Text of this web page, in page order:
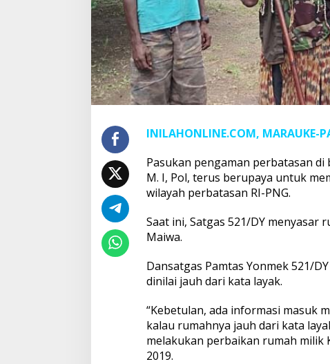
INILAHONLINE.COM, MARAUKE-
Pasukan pengaman perbatasan di
M. I, Pol, terus berupaya untuk
wilayah perbatasan RI-PNG.
Saat ini, Satgas 521/DY menyasar
Maiwa.
Dansatgas Pamtas Yonmek 521/
dinilai jauh dari kata layak.
“Kebetulan, ada informasi masuk
kalau rumahnya jauh dari kata
melakukan perbaikan rumah milik
2019.